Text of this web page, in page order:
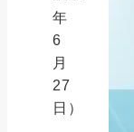
年
6
月
27
日）